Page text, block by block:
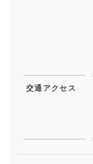
交通アクセス